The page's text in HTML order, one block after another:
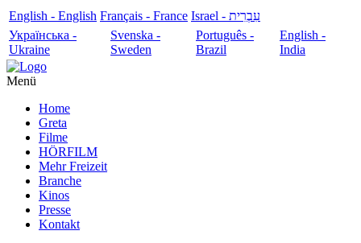
English - English Français - France
עִבְרִית - Israel
Українська -
Ukraine
Svenska -
Sweden
Português -
Brazil
English -
India
Menü
Home
Greta
Filme
HÖRFILM
Mehr Freizeit
Branche
Kinos
Presse
Kontakt